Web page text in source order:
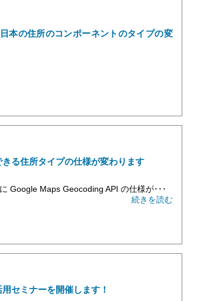
本の住所のコンポーネントのタイプの変
る住所タイプの仕様が変わります
Google Maps Geocoding API の仕様が･･･
続きを読む
セミナーを開催します！